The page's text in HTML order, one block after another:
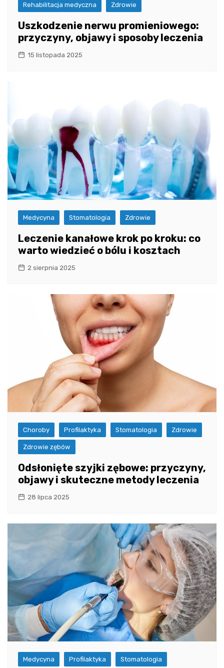
Rehabilitacja medyczna Zdrowie
Uszkodzenie nerwu promieniowego:
przyczyny, objawy i sposoby leczenia
15 listopada 2025
Medycyna Stomatologia Zdrowie
Leczenie kanałowe krok po kroku: co
warto wiedzieć o bólu i kosztach
2 sierpnia 2025
Choroby Profilaktyka Stomatologia Zdrowie
Zdrowie zębów
Odsłonięte szyjki zębowe: przyczyny,
objawy i skuteczne metody leczenia
28 lipca 2025
Medycyna Profilaktyka Stomatologia